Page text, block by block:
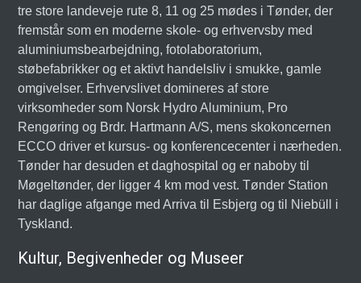
tre store landeveje rute 8, 11 og 25 mødes i Tønder, der
fremstår som en moderne skole- og erhvervsby med
aluminiumsbearbejdning, fotolaboratorium,
støbefabrikker og et aktivt handelsliv i smukke, gamle
omgivelser. Erhvervslivet domineres af store
virksomheder som Norsk Hydro Aluminium, Pro
Rengøring og Brdr. Hartmann A/S, mens skokoncernen
ECCO driver et kursus- og konferencecenter i nærheden.
Tønder har desuden et daghospital og er naboby til
Møgeltønder, der ligger 4 km mod vest. Tønder Station
har daglige afgange med Arriva til Esbjerg og til Niebüll i
Tyskland.
Kultur, Begivenheder og Museer